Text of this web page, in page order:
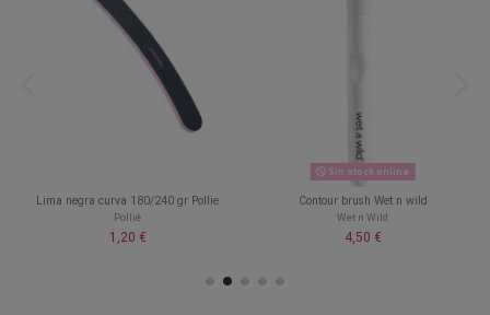
Lima negra curva 180/240 gr Pollie
Pollié
1,20 €
Sin stock online
Contour brush Wet n wild
Wet n Wild
4,50 €